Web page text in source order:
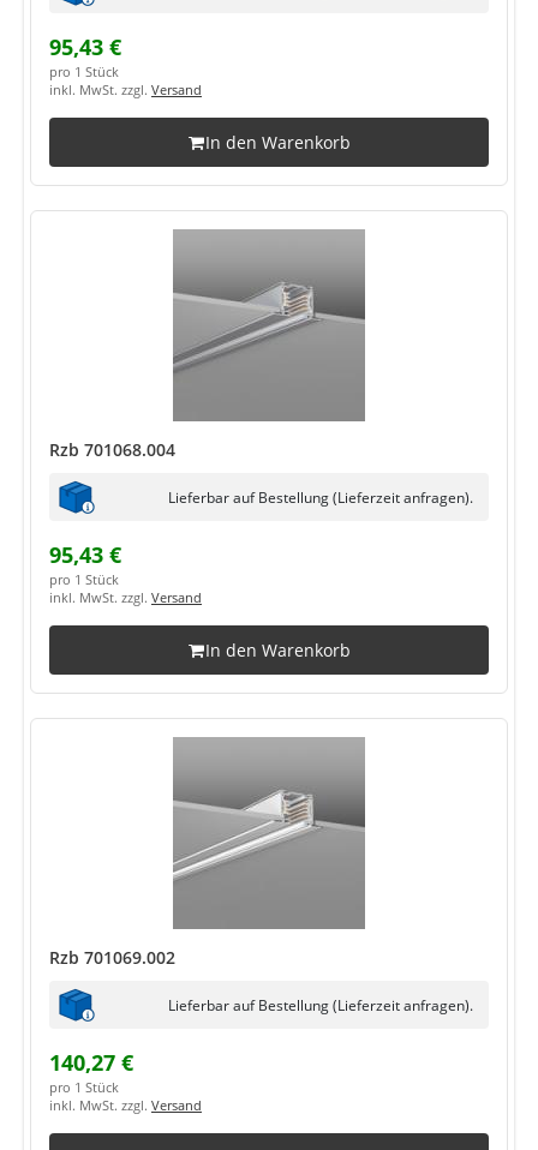
95,43 €
pro 1 Stück
inkl. MwSt. zzgl. Versand
In den Warenkorb
Rzb 701068.004
Lieferbar auf Bestellung (Lieferzeit anfragen).
95,43 €
pro 1 Stück
inkl. MwSt. zzgl. Versand
In den Warenkorb
Rzb 701069.002
Lieferbar auf Bestellung (Lieferzeit anfragen).
140,27 €
pro 1 Stück
inkl. MwSt. zzgl. Versand